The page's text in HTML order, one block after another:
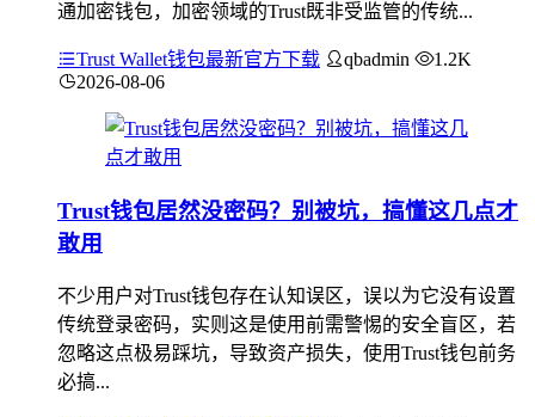
通加密钱包，加密领域的Trust既非受监管的传统...
Trust Wallet钱包最新官方下载 qbadmin
1.2K
2026-08-06
Trust钱包居然没密码？别被坑，搞懂这几点才
敢用
不少用户对Trust钱包存在认知误区，误以为它没有设置
传统登录密码，实则这是使用前需警惕的安全盲区，若
忽略这点极易踩坑，导致资产损失，使用Trust钱包前务
必搞...